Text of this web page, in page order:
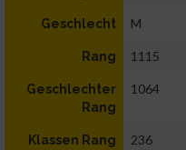
Geschlecht M
Rang 1115
Geschlechter
Rang
1064
Klassen Rang 236